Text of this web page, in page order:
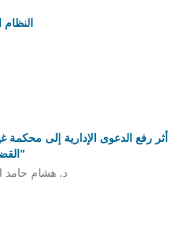
النظام
أثر رفع الدعوى الإدارية إلى
القضاء الإداري الأردني "دراسة مقارنة"
د. هشام حامد